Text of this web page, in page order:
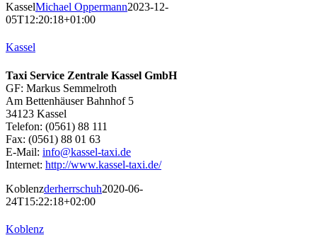
KasselMichael Oppermann2023-12-
05T12:20:18+01:00
Kassel
Taxi Service Zentrale Kassel GmbH
GF: Markus Semmelroth
Am Bettenhäuser Bahnhof 5
34123 Kassel
Telefon: (0561) 88 111
Fax: (0561) 88 01 63
E-Mail: info@kassel-taxi.de
Internet: http://www.kassel-taxi.de/
Koblenzderherrschuh2020-06-
24T15:22:18+02:00
Koblenz